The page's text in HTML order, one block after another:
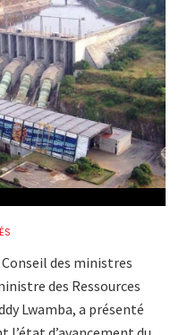
des ministres
des Ressources
Lwamba, a présenté